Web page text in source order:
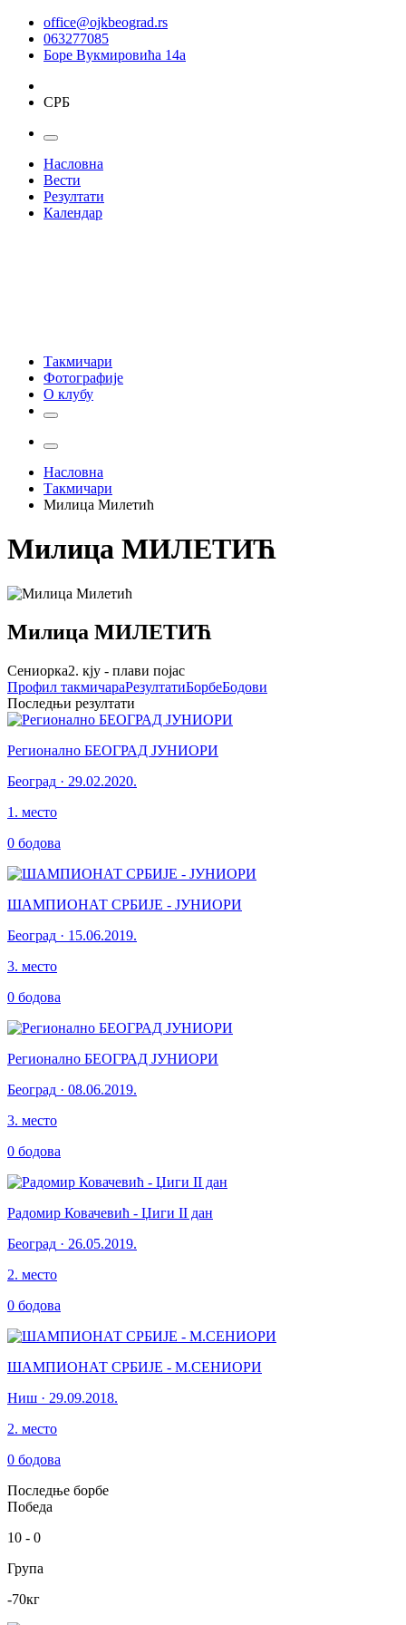
office@ojkbeograd.rs
063277085
Боре Вукмировића 14а
СРБ
Насловна
Вести
Резултати
Календар
Такмичари
Фотографије
О клубу
Насловна
Такмичари
Милица Милетић
Милица МИЛЕТИЋ
Милица МИЛЕТИЋ
Сениорка2. кју - плави појас
Профил такмичараРезултатиБорбеБодови
Последњи резултати
Регионално БЕОГРАД ЈУНИОРИ
Београд · 29.02.2020.
1 . место
0 бодова
ШАМПИОНАТ СРБИЈЕ - ЈУНИОРИ
Београд · 15.06.2019.
3. место
0 бодова
Регионално БЕОГРАД ЈУНИОРИ
Београд · 08.06.2019.
3. место
0 бодова
Радомир Ковачевић - Џиги II дан
Београд · 26.05.2019.
2. место
0 бодова
ШАМПИОНАТ СРБИЈЕ - М.СЕНИОРИ
Ниш · 29.09.2018.
2. место
0 бодова
Последње борбе
Победа
10 - 0
Група
-70кг